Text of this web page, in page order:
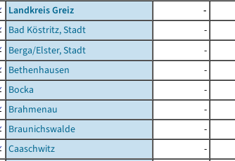
Landkreis Greiz -
Bad Köstritz, Stadt
-
Berga/Elster, Stadt
-
Bethenhausen
-
Bocka
-
Brahmenau
-
Braunichswalde
-
Caaschwitz
-